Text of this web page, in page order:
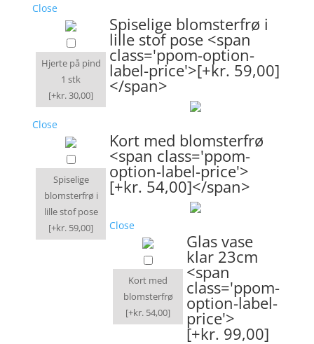
Close
Hjerte på pind
1 stk
[+kr. 30,00]
Spiselige blomsterfrø i
lille stof pose <span
class='ppom-option-
label-price'>[+kr. 59,00]
</span>
Close
Spiselige
blomsterfrø i
lille stof pose
[+kr. 59,00]
Kort med blomsterfrø
<span class='ppom-
option-label-price'>
[+kr. 54,00]</span>
Close
Kort med
blomsterfrø
[+kr. 54,00]
Glas vase
klar 23cm
<span
class='ppom-
option-label-
price'>
[+kr. 99,00]